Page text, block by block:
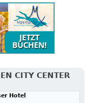
CITY CENTER
Hotel